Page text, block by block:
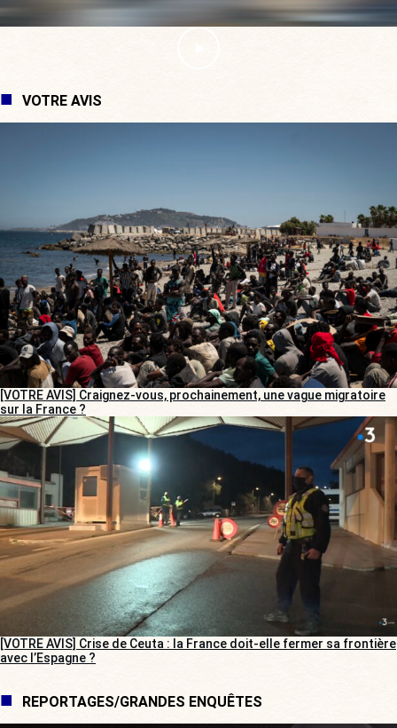
VOTRE AVIS
[VOTRE AVIS] Craignez-vous, prochainement, une vague migratoire
sur la France ?
[VOTRE AVIS] Crise de Ceuta : la France doit-elle fermer sa frontière
avec l’Espagne ?
REPORTAGES/GRANDES ENQUÊTES